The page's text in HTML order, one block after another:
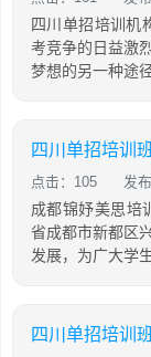
四川单招培训
考竞争的日益激
梦想的另一种途
四川单招培训
点击：105 发
成都锦妤美思培
省成都市新都区
发展，为广大学
四川单招培训